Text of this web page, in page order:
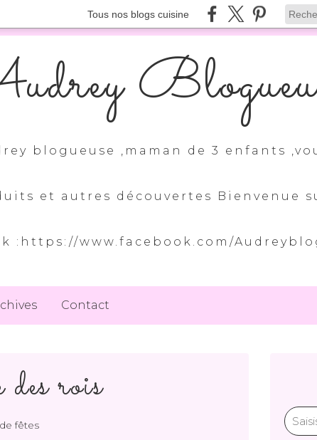
Tous nos blogs cuisine
blogueuse ,maman de 3 enfants
et autres découvertes Bienvenue
:https://www.facebook.com/
Contact
rois
fêtes